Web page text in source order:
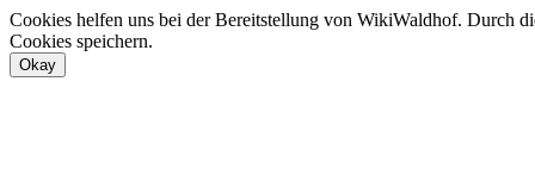
Cookies helfen uns bei der Bereitstellung von WikiWaldhof. Durch
Cookies speichern.